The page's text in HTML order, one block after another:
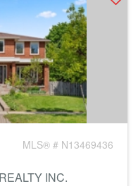
MLS® # N13469436
INC.